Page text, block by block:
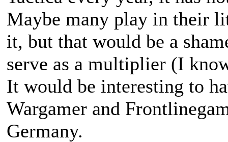
Maybe many play in their
it, but that would be a
serve as a multiplier (I
It would be interesting to
Wargamer and
Germany.